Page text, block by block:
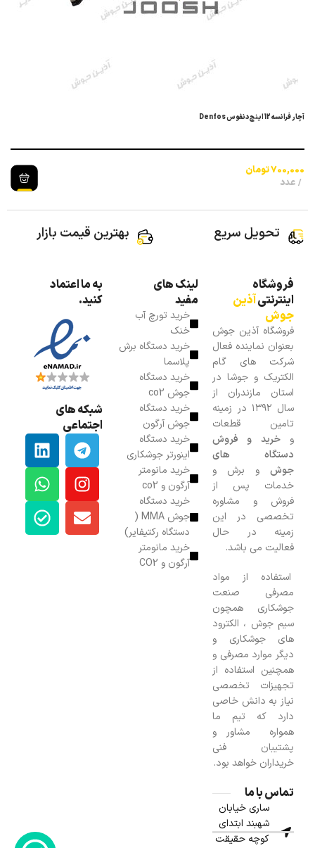
آچار فرانسه 12 اینچ دنفوس Denfos
700,000تومان
عدد
تحویل سریع بهترین قیمت بازار
فروشگاه
اینترنتیآذین
جوش
فروشگاه آذین جوش
بعنوان نماینده فعال
شرکت های گام
الکتریک و جوشا در
استان مازندران از
سال ۱۳۹۲ در زمینه
تامین قطعات
وخرید و فروش
دستگاه های
جوش و برش و
خدمات پس از
فروش و مشاوره
تخصصی در این
زمینه در حال
فعالیت می باشد.
استفاده از مواد
مصرفی صنعت
جوشکاری همچون
سیم جوش ، الکترود
های جوشکاری و
دیگر موارد مصرفی و
همچنین استفاده از
تجهیزات تخصصی
نیاز به دانش خاصی
دارد که تیم ما
همواره مشاور و
پشتیبان فنی
خریداران خواهد بود.
تماس با ما
ساری خیابان
شهبند ابتدای
کوچه حقیقت
لینک های
مفید
خرید تورچ آب
خنک
خرید دستگاه برش
پلاسما
خرید دستگاه
جوش co2
خرید دستگاه
جوش آرگون
خرید دستگاه
اینورتر جوشکاری
خرید مانومتر
آرگون و co2
خرید دستگاه
جوش MMA (
دستگاه رکتیفایر)
خرید مانومتر
آرگون و CO2
به ما اعتماد
کنید.
شبکه های
اجتماعی